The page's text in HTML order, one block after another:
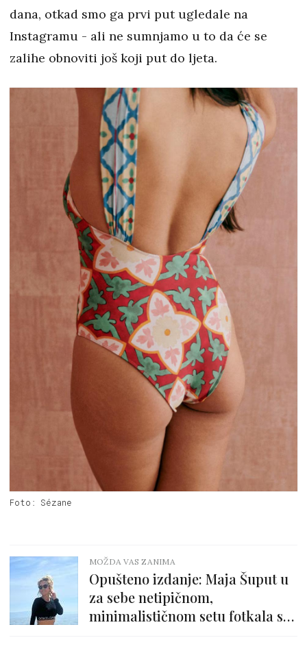
dana, otkad smo ga prvi put ugledale na
Instagramu - ali ne sumnjamo u to da će se
zalihe obnoviti još koji put do ljeta.
Foto: Sézane
MOŽDA VAS ZANIMA
Opušteno izdanje: Maja Šuput u
za sebe netipičnom,
minimalističnom setu fotkala se